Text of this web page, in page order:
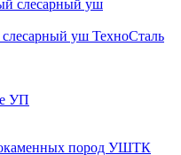
уш ТехноСталь
УП